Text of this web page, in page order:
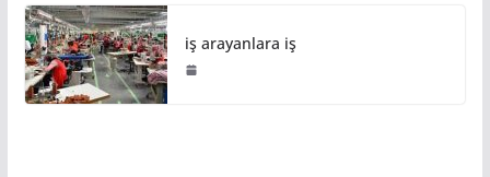
iş arayanlara iş